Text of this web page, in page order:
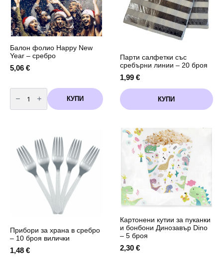
Балон фолио Happy New
Year – сребро
5,06 €
количество
за
Балон
фолио
КУПИ
Парти салфетки със
сребърни линии – 20 броя
1,99 €
КУПИ
Прибори за храна в сребро
– 10 броя вилички
1,48 €
Картонени кутии за пуканки
и бонбони Динозавър Dino
– 5 броя
2,30 €